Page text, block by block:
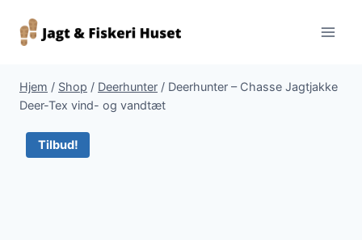
Hjem / Shop / Deerhunter / Deerhunter – Chasse Jagtjakke
Deer-Tex vind- og vandtæt
Tilbud!